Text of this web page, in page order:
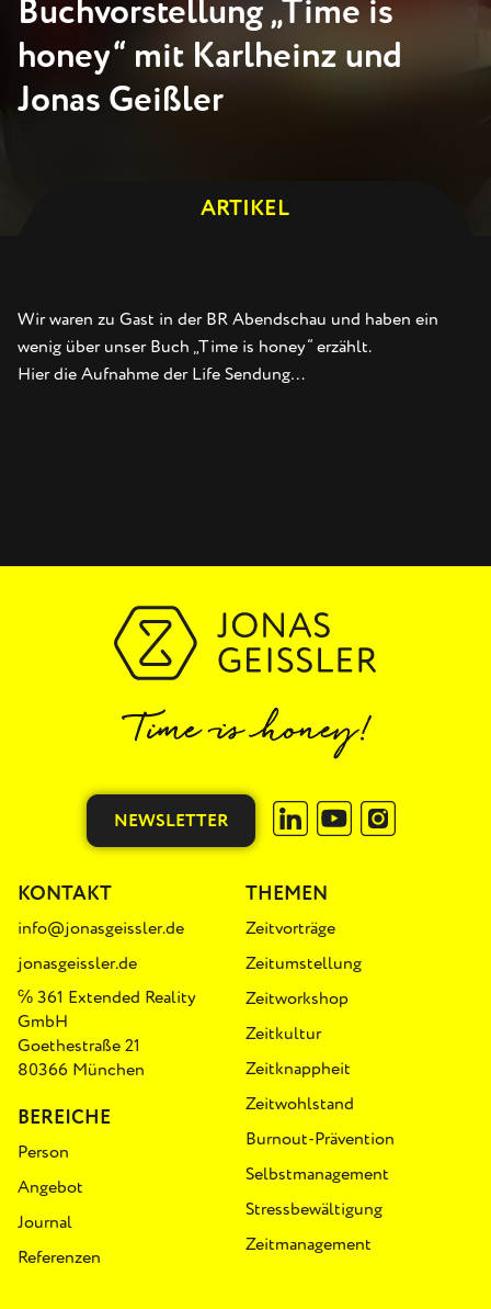
Buchvorstellung „Time is
honey“ mit Karlheinz und
Jonas Geißler
ARTIKEL
Wir waren zu Gast in der BR Abendschau und haben ein
wenig über unser Buch „Time is honey“ erzählt.
Hier die Aufnahme der Life Sendung…
NEWSLETTER
BEREICHE
Person
Angebot
Journal
Referenzen
KONTAKT
info@jonasgeissler.de
jonasgeissler.de
℅ 361 Extended Reality
GmbH
Goethestraße 21
80366 München
THEMEN
Zeitvorträge
Zeitumstellung
Zeitworkshop
Zeitkultur
Zeitknappheit
Zeitwohlstand
Burnout-Prävention
Selbstmanagement
Stressbewältigung
Zeitmanagement